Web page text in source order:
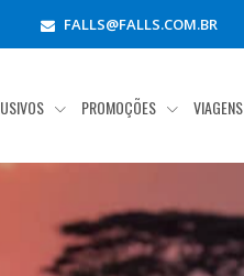
FALLS@FALLS.COM.BR
PROMOÇÕES VIAGENS